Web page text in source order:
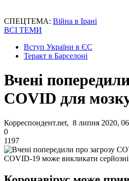
СПЕЦТЕМА: Війна в Ірані
ВСІ ТЕМИ
Вступ України в ЄС
Теракт в Барселоні
Вчені
СОVID для
Корреспондент.net, 8 липня 2020,
0
1197
COVID-19 може викликати